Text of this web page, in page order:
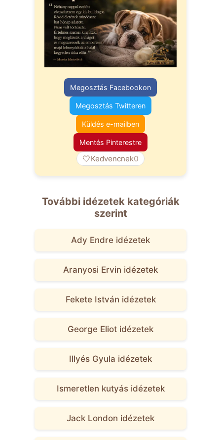
Megosztás Facebookon
Megosztás Twitteren
Küldés e-mailben
Mentés Pinterestre
🤍Kedvencnek0
További idézetek kategóriák
szerint
Ady Endre idézetek
Aranyosi Ervin idézetek
Fekete István idézetek
George Eliot idézetek
Illyés Gyula idézetek
Ismeretlen kutyás idézetek
Jack London idézetek